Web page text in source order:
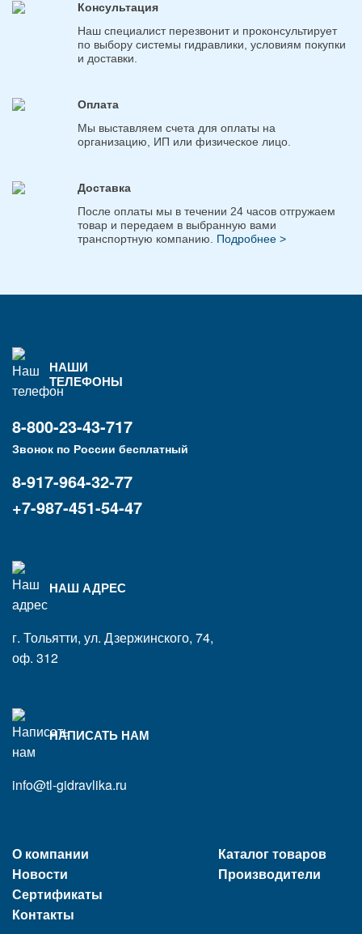
Консультация
Наш специалист перезвонит и проконсультирует
по выбору системы гидравлики, условиям покупки
и доставки.
Оплата
Мы выставляем счета для оплаты на
организацию, ИП или физическое лицо.
Доставка
После оплаты мы в течении 24 часов отгружаем
товар и передаем в выбранную вами
транспортную компанию. Подробнее >
НАШИ
ТЕЛЕФОНЫ
8-800-23-43-717
Звонок по России бесплатный
8-917-964-32-77
+7-987-451-54-47
НАШ АДРЕС
г. Тольятти, ул. Дзержинского, 74,
оф. 312
НАПИСАТЬ НАМ
info@tl-gidravlika.ru
О компании
Новости
Сертификаты
Контакты
Каталог товаров
Производители